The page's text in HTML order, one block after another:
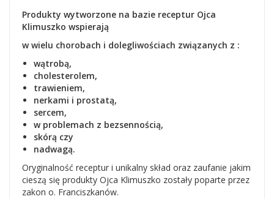
Produkty wytworzone na bazie receptur Ojca
Klimuszko wspierają
w wielu chorobach i dolegliwościach związanych z :
wątrobą,
cholesterolem,
trawieniem,
nerkami i prostatą,
sercem,
w problemach z bezsennością,
skórą czy
nadwagą.
Oryginalność receptur i unikalny skład oraz zaufanie jakim
cieszą się produkty Ojca Klimuszko zostały poparte przez
zakon o. Franciszkanów.